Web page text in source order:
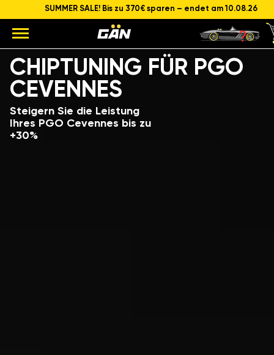
SUMMER SALE! Bis zu 370€ sparen – endet am 10.08.26
CHIPTUNING FÜR PGO
CEVENNES
Steigern Sie die Leistung
Ihres PGO Cevennes bis zu
+30%
Modell
Hubraum und Leistung des Motors